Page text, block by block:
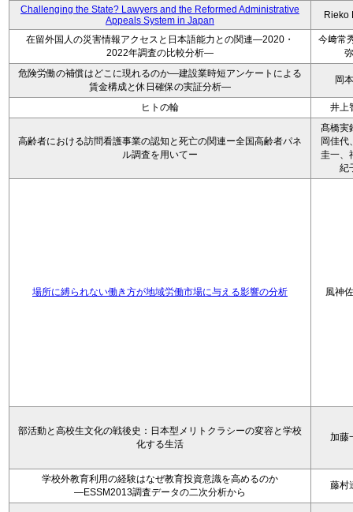
Challenging the State? Lawyers and the Reformed Administrative
Appeals System in Japan
Rieko
在留外国人の災害情報アクセスと日本語能力との関連―2020・
2022年調査の比較分析―
今﨑常
弥
危険労働の補償はどこに現れるのか―建設業時短アンケートによる
賃金構成と休日確保の実証分析―
岡
ヒトの輪 井上
高齢者における訪問看護事業の認知と死亡の関連ー全国高齢者パネ
ル調査を用いてー
髙橋実
岡佳代
圭一、
紀
場所に縛られない働き方が地域労働市場に与える影響の分析 風神
部活動と高校生文化の戦後史：日本型メリトクラシーの変容と学校
化する生活
加藤
学校外教育利用の経験はなぜ教育投資意識を高めるのか
―ESSM2013調査データの二次分析から
藤村